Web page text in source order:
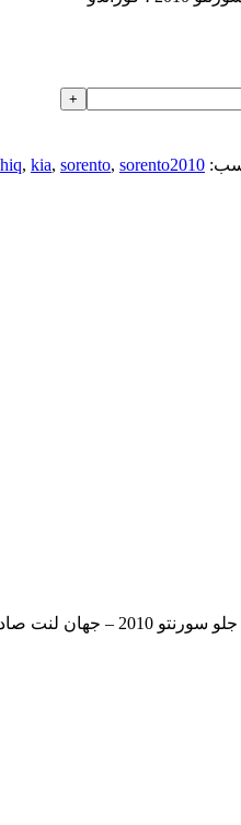
hiq, kia, sorento, sorento2010
لنت صادراتی”